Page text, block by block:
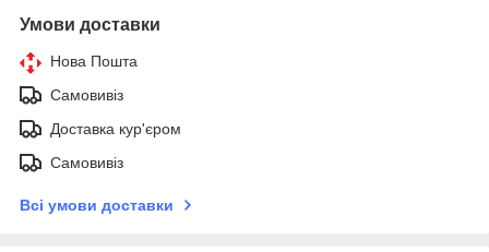
Умови доставки
Нова Пошта
Самовивіз
Доставка кур'єром
Самовивіз
Всі умови доставки